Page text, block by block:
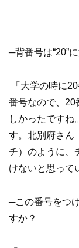
─背番号は“20”
「大学の時に
番号なので、20
しかったですね
す。北別府さん
チ）のように、
けないと思って
─この番号をつ
すか？